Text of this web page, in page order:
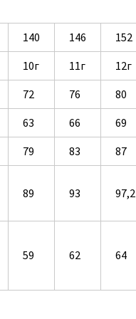
140 146 152
10г 11г 12г
72 76 80
63 66 69
79 83 87
89 93 97,2
59 62 64